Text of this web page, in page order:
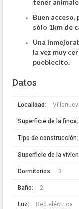
tener
Buen
sólo 1km de
Una
la vez muy
pueblecito.
Datos
Localidad:
Superficie de la finca:
Tipo de construcción:
Superficie de la
Dormitorios: 3
Baño: 2
Luz: Red eléctrica